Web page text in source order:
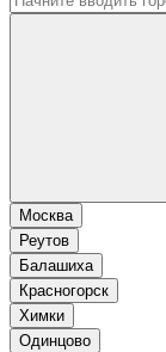
Москва
Реутов
Балашиха
Красногорск
Химки
Одинцово